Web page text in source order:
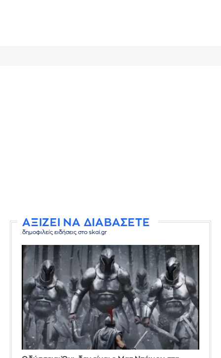
ΑΞΙΖΕΙ ΝΑ ΔΙΑΒΑΣΕΤΕ
δημοφιλείς ειδήσεις στο skai.gr